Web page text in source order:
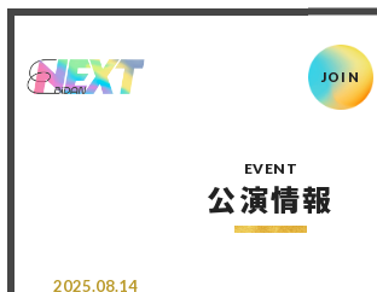
JOIN
EVENT
公演情報
2025.08.14